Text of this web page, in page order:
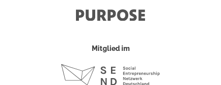
Mitglied im